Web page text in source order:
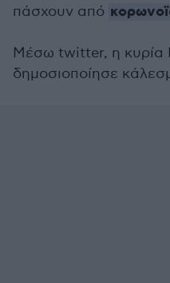
πάσχουν από
Μέσω twitter, η κυρία
δημοσιοποίησε